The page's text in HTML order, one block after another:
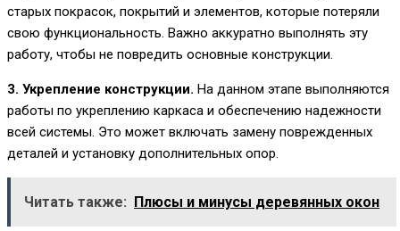
старых покрасок, покрытий и элементов, которые потеряли
свою функциональность. Важно аккуратно выполнять эту
работу, чтобы не повредить основные конструкции.
3. Укрепление конструкции. На данном этапе выполняются
работы по укреплению каркаса и обеспечению надежности
всей системы. Это может включать замену поврежденных
деталей и установку дополнительных опор.
Читать также: Плюсы и минусы деревянных окон